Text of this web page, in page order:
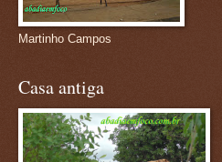
Martinho Campos
Casa antiga